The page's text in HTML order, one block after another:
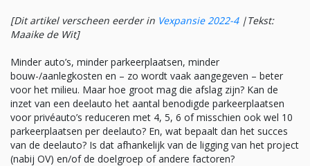
[Dit artikel verscheen eerder in Vexpansie 2022-4|Tekst:
Maaike de Wit]
Minder auto’s, minder parkeerplaatsen, minder
bouw-/aanlegkosten en – zo wordt vaak aangegeven – beter
voor het milieu. Maar hoe groot mag die afslag zijn? Kan de
inzet van een deelauto het aantal benodigde parkeerplaatsen
voor privéauto’s reduceren met 4, 5, 6 of misschien ook wel 10
parkeerplaatsen per deelauto? En, wat bepaalt dan het succes
van de deelauto? Is dat afhankelijk van de ligging van het project
(nabij OV) en/of de doelgroep of andere factoren?